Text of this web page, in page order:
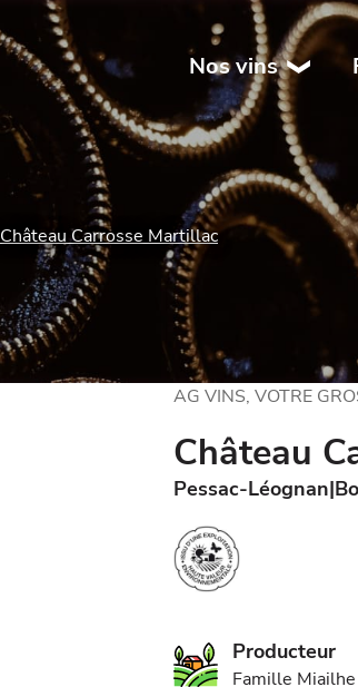
Nos vins
Château Carrosse Martillac
AG VINS, VOTRE
Château
Pessac-Léognan
Producteur
Famille